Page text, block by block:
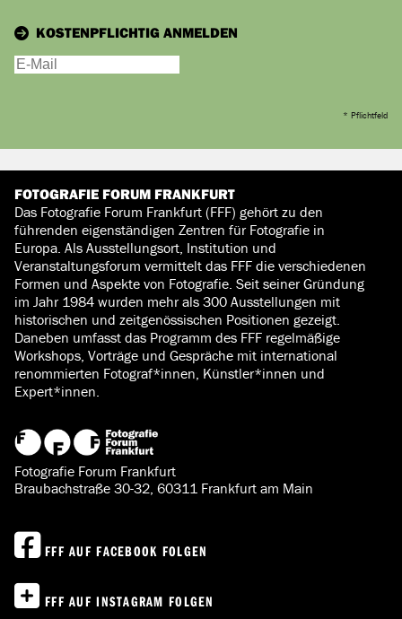
KOSTENPFLICHTIG ANMELDEN
* Pflichtfeld
FOTOGRAFIE FORUM FRANKFURT
Das Fotografie Forum Frankfurt (FFF) gehört zu den
führenden eigenständigen Zentren für Fotografie in
Europa. Als Ausstellungsort, Institution und
Veranstaltungsforum vermittelt das FFF die verschiedenen
Formen und Aspekte von Fotografie. Seit seiner Gründung
im Jahr 1984 wurden mehr als 300 Ausstellungen mit
historischen und zeitgenössischen Positionen gezeigt.
Daneben umfasst das Programm des FFF regelmäßige
Workshops, Vorträge und Gespräche mit international
renommierten Fotograf*innen, Künstler*innen und
Expert*innen.
Fotografie Forum Frankfurt
Braubachstraße 30-32, 60311 Frankfurt am Main
FFF AUF FACEBOOK FOLGEN
FFF AUF INSTAGRAM FOLGEN